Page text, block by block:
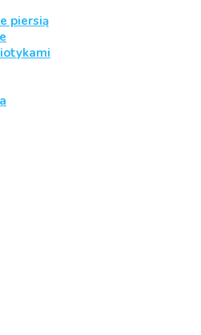
piersią